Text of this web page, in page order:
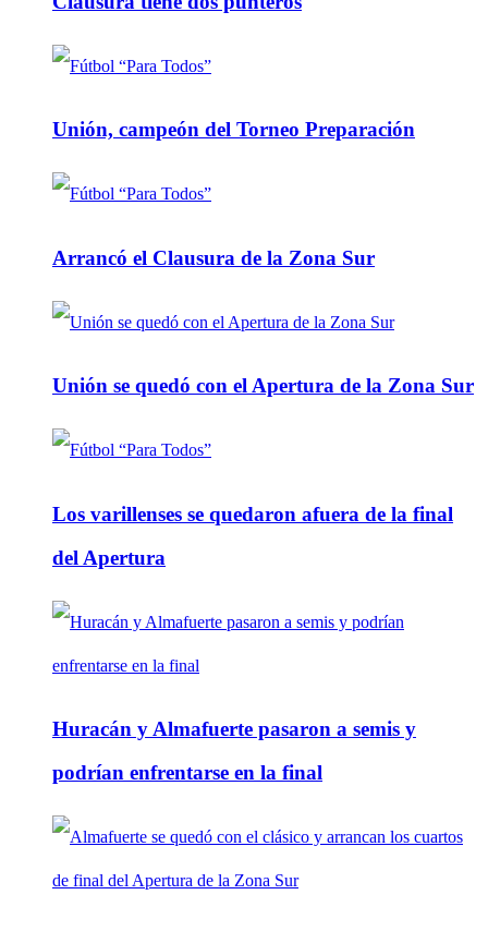
Unión, campeón del Torneo Preparación
Arrancó el Clausura de la Zona Sur
Unión se quedó con el Apertura de la Zona Sur
Los varillenses se quedaron afuera de la final
del Apertura
Huracán y Almafuerte pasaron a semis y
podrían enfrentarse en la final